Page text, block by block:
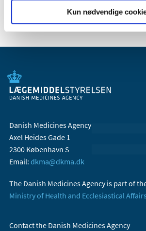
Kun nødvendige
2006 (10)
Danish Medicines Agency
Axel Heides Gade 1
2300 København S
Email: dkma@dkma.dk
The Danish Medicines Agency is part of
Ministry of Health and Ecclesiastical
Contact the Danish Medicines Agency